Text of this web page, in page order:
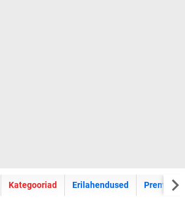
E-kaartide
Kategooriad Erilahendused Premium